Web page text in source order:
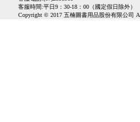
客服時間:平日9：30-18：00（國定假日除外）
Copyright © 2017 五楠圖書用品股份有限公司